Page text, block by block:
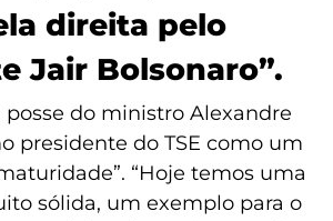
direita pelo
Jair Bolsonaro”.
posse do ministro Alexandre
presidente do TSE como um
“Hoje temos uma
sólida, um exemplo para o